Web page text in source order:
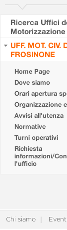
Ricerca Uffici
Motorizzazione
UFF. MOT. CIV.
FROSINONE
Home Page
Dove siamo
Orari apertura
Organizzazione
Avvisi all'utenza
Normative
Turni operativi
Richiesta
informazioni/
l'ufficio
Chi siamo Eventi